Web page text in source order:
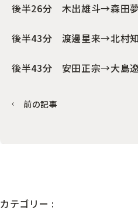
カテゴリー :
後半26分 木出雄斗→森田
後半43分 渡邊星来→北村
後半43分 安田正宗→大島
前の記事